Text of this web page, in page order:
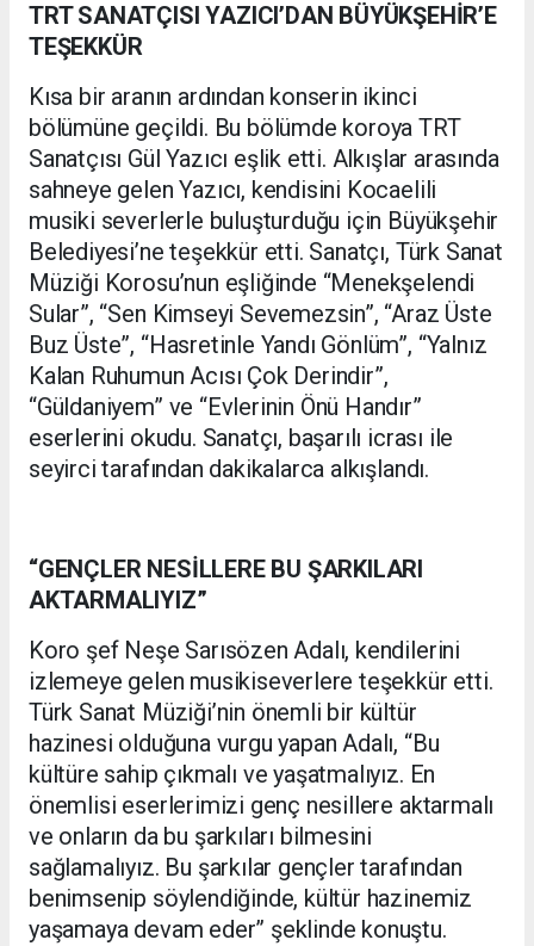
TRT SANATÇISI YAZICI’DAN BÜYÜKŞEHİR’E
TEŞEKKÜR
Kısa bir aranın ardından konserin ikinci
bölümüne geçildi. Bu bölümde koroya TRT
Sanatçısı Gül Yazıcı eşlik etti. Alkışlar arasında
sahneye gelen Yazıcı, kendisini Kocaelili
musiki severlerle buluşturduğu için Büyükşehir
Belediyesi’ne teşekkür etti. Sanatçı, Türk Sanat
Müziği Korosu’nun eşliğinde “Menekşelendi
Sular”, “Sen Kimseyi Sevemezsin”, “Araz Üste
Buz Üste”, “Hasretinle Yandı Gönlüm”, “Yalnız
Kalan Ruhumun Acısı Çok Derindir”,
“Güldaniyem” ve “Evlerinin Önü Handır”
eserlerini okudu. Sanatçı, başarılı icrası ile
seyirci tarafından dakikalarca alkışlandı.
“GENÇLER NESİLLERE BU ŞARKILARI
AKTARMALIYIZ”
Koro şef Neşe Sarısözen Adalı, kendilerini
izlemeye gelen musikiseverlere teşekkür etti.
Türk Sanat Müziği’nin önemli bir kültür
hazinesi olduğuna vurgu yapan Adalı, “Bu
kültüre sahip çıkmalı ve yaşatmalıyız. En
önemlisi eserlerimizi genç nesillere aktarmalı
ve onların da bu şarkıları bilmesini
sağlamalıyız. Bu şarkılar gençler tarafından
benimsenip söylendiğinde, kültür hazinemiz
yaşamaya devam eder” şeklinde konuştu.